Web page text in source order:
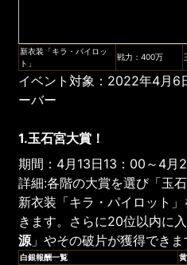
新衣装「キラ・パイロッ
ト」
戦力：400万
イベント対象：2022年4月6
ーバー
1.玉石宮大賞！
期間：4月13日13：00～4月
詳細:各階の大賞を選び「玉
新衣装「キラ・パイロット
きます。さらに20位以内に
源 」やその破片が獲得できま
白銀報酬一覧